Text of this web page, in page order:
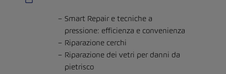
Smart Repair e tecniche a
pressione: efficienza e convenienza
Riparazione cerchi
Riparazione dei vetri per danni da
pietrisco